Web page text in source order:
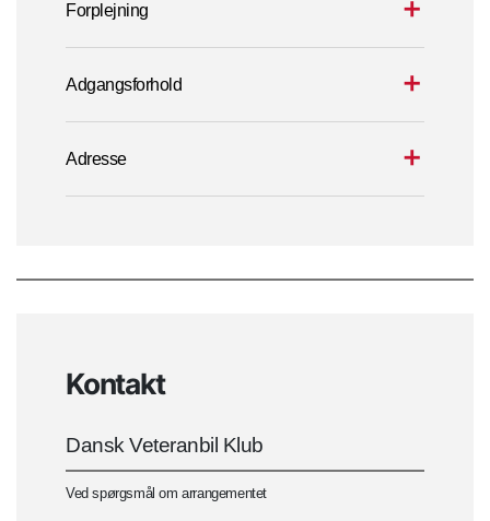
Forplejning
Adgangsforhold
Adresse
Kontakt
Dansk Veteranbil Klub
Ved spørgsmål om arrangementet